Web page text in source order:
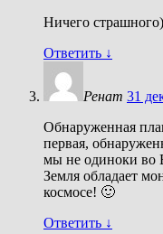
Ничего
Ответить ↓
Ренат 31
Обнаруженная
первая,
мы не одиноки во
Земля обладает
космосе! 🙂
Ответить ↓